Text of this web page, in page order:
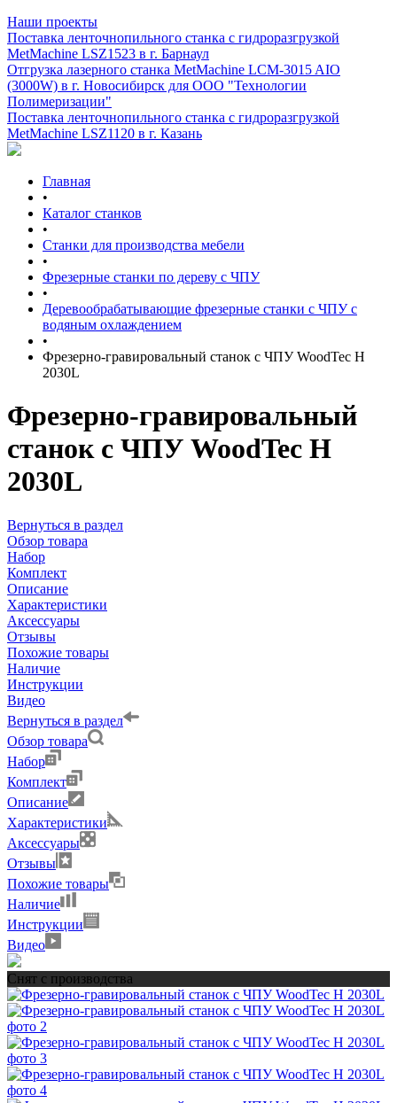
Наши проекты
Поставка ленточнопильного станка c гидроразгрузкой
MetMachine LSZ1523 в г. Барнаул
Отгрузка лазерного станка MetMachine LCM-3015 AIO
(3000W) в г. Новосибирск для ООО "Технологии
Полимеризации"
Поставка ленточнопильного станка c гидроразгрузкой
MetMachine LSZ1120 в г. Казань
Главная
•
Каталог станков
•
Станки для производства мебели
•
Фрезерные станки по дереву с ЧПУ
•
Деревообрабатывающие фрезерные станки с ЧПУ с
водяным охлаждением
•
Фрезерно-гравировальный станок с ЧПУ WoodTec H
2030L
Фрезерно-гравировальный
станок с ЧПУ WoodTec H
2030L
Вернуться в раздел
Обзор товара
Набор
Комплект
Описание
Характеристики
Аксессуары
Отзывы
Похожие товары
Наличие
Инструкции
Видео
Вернуться в раздел
Обзор товара
Набор
Комплект
Описание
Характеристики
Аксессуары
Отзывы
Похожие товары
Наличие
Инструкции
Видео
Снят с производства